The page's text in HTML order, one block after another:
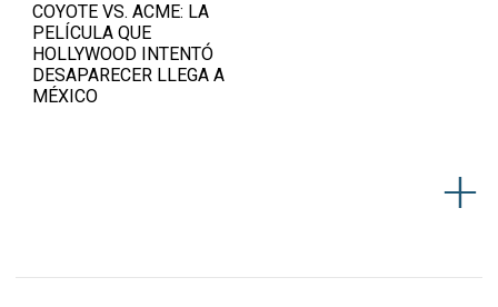
COYOTE VS. ACME: LA
PELÍCULA QUE
HOLLYWOOD INTENTÓ
DESAPARECER LLEGA A
MÉXICO